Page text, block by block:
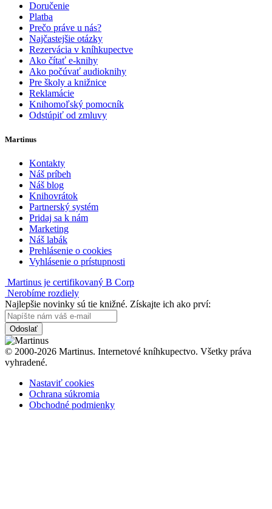
Doručenie
Platba
Prečo práve u nás?
Najčastejšie otázky
Rezervácia v kníhkupectve
Ako čítať e-knihy
Ako počúvať audioknihy
Pre školy a knižnice
Reklamácie
Knihomoľský pomocník
Odstúpiť od zmluvy
Martinus
Kontakty
Náš príbeh
Náš blog
Knihovrátok
Partnerský systém
Pridaj sa k nám
Marketing
Náš labák
Prehlásenie o cookies
Vyhlásenie o prístupnosti
Martinus je certifikovaný B Corp
Nerobíme rozdiely
Najlepšie novinky sú tie knižné. Získajte ich ako prví:
Odoslať
© 2000-2026 Martinus. Internetové kníhkupectvo. Všetky práva
vyhradené.
Nastaviť cookies
Ochrana súkromia
Obchodné podmienky